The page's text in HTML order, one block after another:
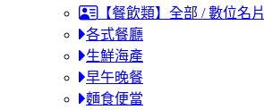
【餐飲類】全部 / 數位名片
各式餐廳
生鮮海產
早午晚餐
麵食便當